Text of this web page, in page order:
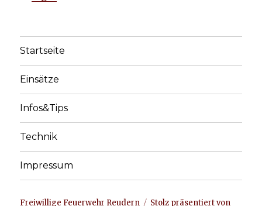
Startseite
Einsätze
Infos&Tips
Technik
Impressum
Freiwillige Feuerwehr Reudern Stolz präsentiert von